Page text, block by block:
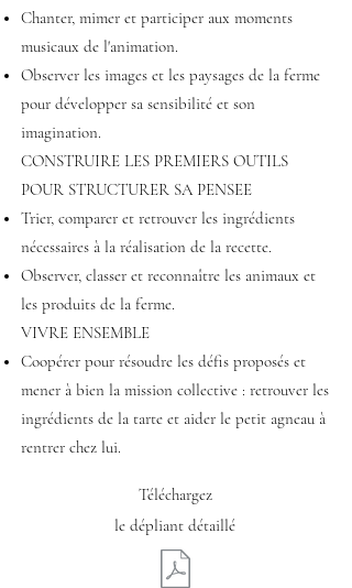
Chanter, mimer et participer aux moments
musicaux de l'animation.
Observer les images et les paysages de la ferme
pour développer sa sensibilité et son
imagination.
CONSTRUIRE LES PREMIERS OUTILS
POUR STRUCTURER SA PENSEE
Trier, comparer et retrouver les ingrédients
nécessaires à la réalisation de la recette.
Observer, classer et reconnaître les animaux et
les produits de la ferme.
VIVRE ENSEMBLE
Coopérer pour résoudre les défis proposés et
mener à bien la mission collective : retrouver les
ingrédients de la tarte et aider le petit agneau à
rentrer chez lui.
Téléchargez
le dépliant détaillé